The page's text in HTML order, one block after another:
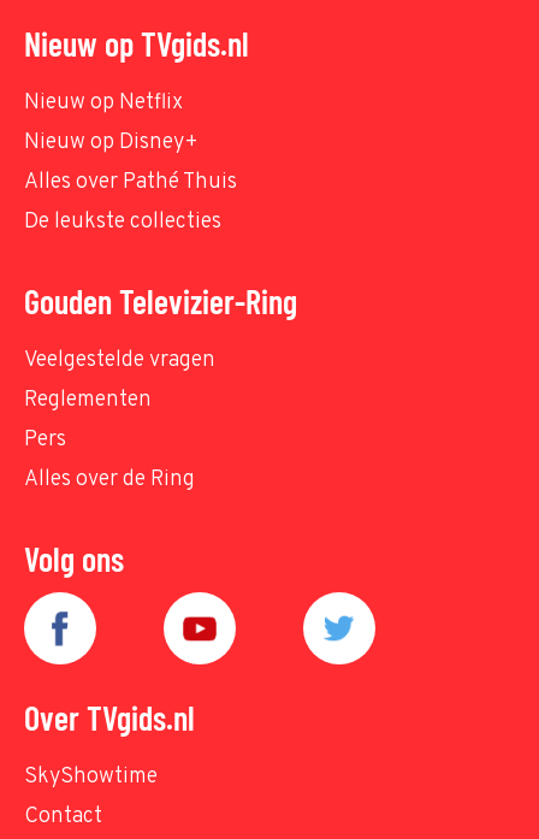
Nieuw op TVgids.nl
Nieuw op Netflix
Nieuw op Disney+
Alles over Pathé Thuis
De leukste collecties
Gouden Televizier-Ring
Veelgestelde vragen
Reglementen
Pers
Alles over de Ring
Volg ons
Over TVgids.nl
SkyShowtime
Contact